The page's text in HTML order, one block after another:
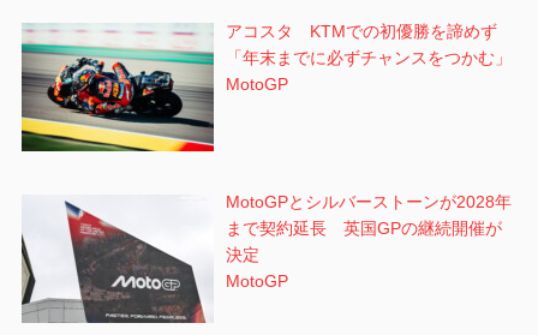
アコスタ KTMでの初優勝を諦めず
「年末までに必ずチャンスをつかむ」
MotoGP
MotoGPとシルバーストーンが2028年
まで契約延長 英国GPの継続開催が
決定
MotoGP